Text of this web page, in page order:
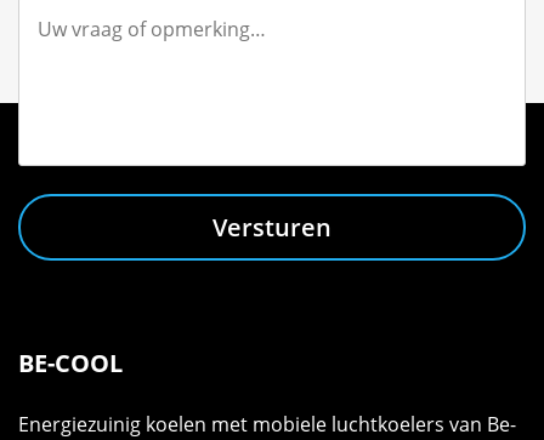
Versturen
BE-COOL
Energiezuinig koelen met mobiele luchtkoelers van Be-